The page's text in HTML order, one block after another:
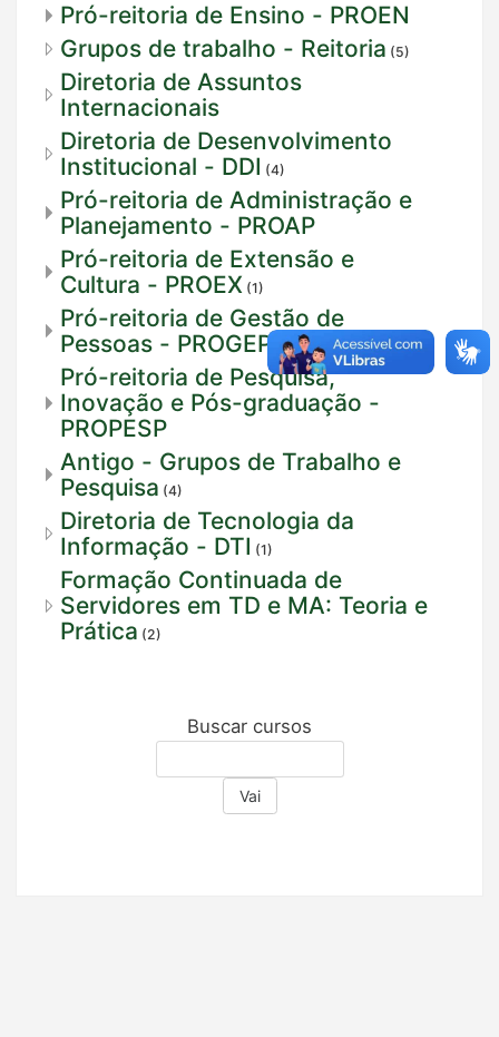
Pró-reitoria de Ensino - PROEN
Grupos de trabalho - Reitoria (5)
Diretoria de Assuntos
Internacionais
Diretoria de Desenvolvimento
Institucional - DDI (4)
Pró-reitoria de Administração e
Planejamento - PROAP
Pró-reitoria de Extensão e
Cultura - PROEX(1)
Pró-reitoria de Gestão de
Pessoas - PROGEP (1)
Pró-reitoria de Pesquisa,
Inovação e Pós-graduação -
PROPESP
Antigo - Grupos de Trabalho e
Pesquisa (4)
Diretoria de Tecnologia da
Informação - DTI (1)
Formação Continuada de
Servidores em TD e MA: Teoria e
Prática (2)
Buscar cursos
Vai